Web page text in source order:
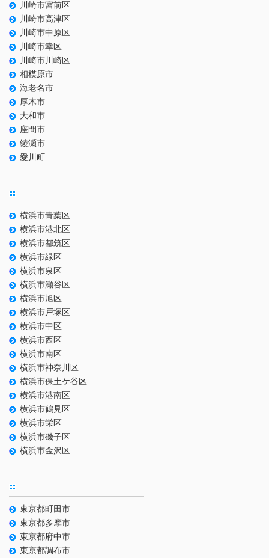
川崎市宮前区
川崎市高津区
川崎市中原区
川崎市幸区
川崎市川崎区
相模原市
海老名市
厚木市
大和市
座間市
綾瀬市
愛川町
横浜市青葉区
横浜市港北区
横浜市都筑区
横浜市緑区
横浜市泉区
横浜市瀬谷区
横浜市旭区
横浜市戸塚区
横浜市中区
横浜市西区
横浜市南区
横浜市神奈川区
横浜市保土ケ谷区
横浜市港南区
横浜市鶴見区
横浜市栄区
横浜市磯子区
横浜市金沢区
東京都町田市
東京都多摩市
東京都府中市
東京都調布市